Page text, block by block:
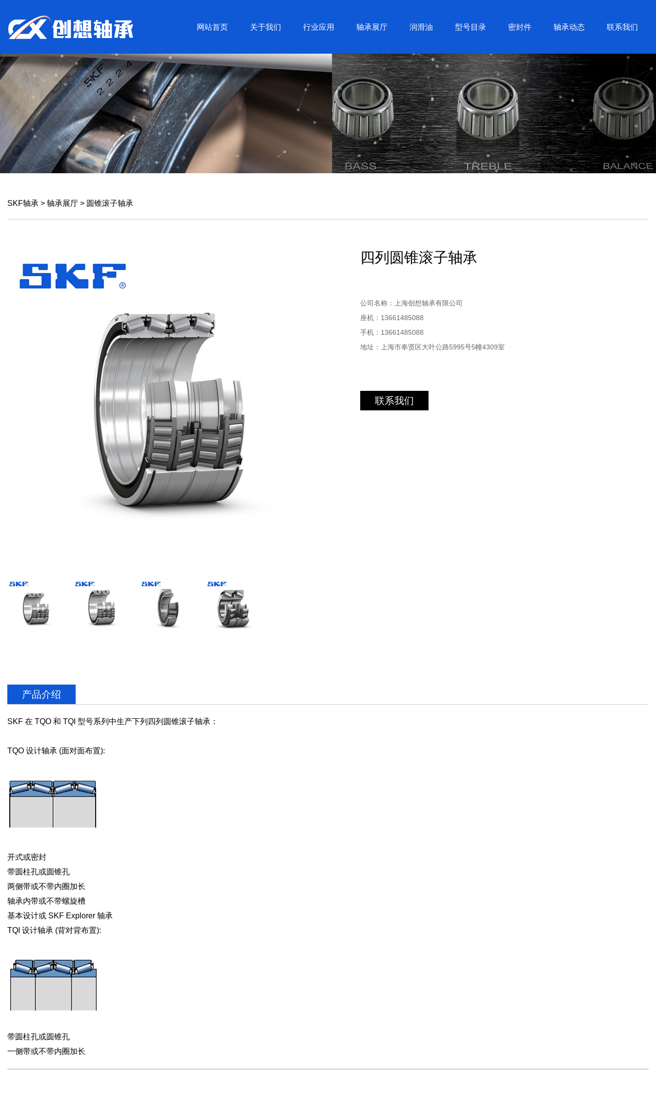
网站首页 关于我们 行业应用 轴承展厅 润滑油 型号目录 密封件 轴承动态 联系我们
SKF轴承 > 轴承展厅 > 圆锥滚子轴承
四列圆锥滚子轴承
公司名称：上海创想轴承有限公司
座机：13661485088
手机：13661485088
地址：上海市奉贤区大叶公路5995号5幢4309室
联系我们
产品介绍
SKF 在 TQO 和 TQI 型号系列中生产下列四列圆锥滚子轴承：
TQO 设计轴承 (面对面布置):
开式或密封
带圆柱孔或圆锥孔
两侧带或不带内圈加长
轴承内带或不带螺旋槽
基本设计或 SKF Explorer 轴承
TQI 设计轴承 (背对背布置):
带圆柱孔或圆锥孔
一侧带或不带内圈加长